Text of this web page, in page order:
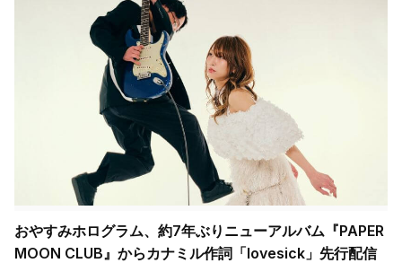
おやすみホログラム、約7年ぶりニューアルバム『PAPER
MOON CLUB』からカナミル作詞「lovesick」先行配信